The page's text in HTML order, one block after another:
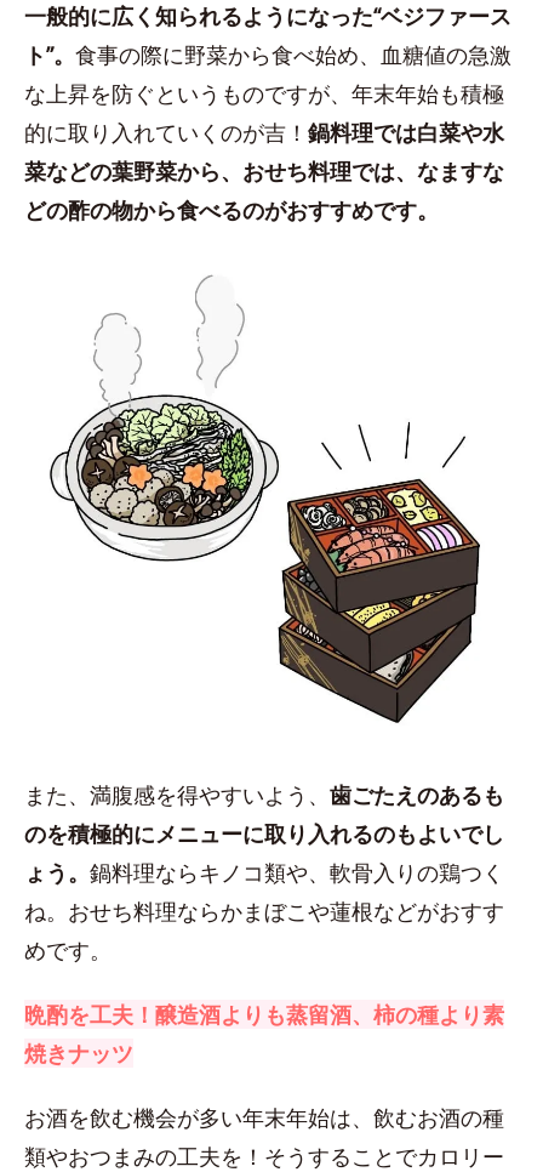
一般的に広く知られるようになった“ベジファース
ト”。 食事の際に野菜から食べ始め、血糖値の急激
な上昇を防ぐというものですが、年末年始も積極
的に取り入れていくのが吉！ 鍋料理では白菜や水
菜などの葉野菜から、おせち料理では、なますな
どの酢の物から食べるのがおすすめです。
また、満腹感を得やすいよう、 歯ごたえのあるも
のを積極的にメニューに取り入れるのもよいでし
ょう。 鍋料理ならキノコ類や、軟骨入りの鶏つく
ね。おせち料理ならかまぼこや蓮根などがおすす
めです。
晩酌を工夫！醸造酒よりも蒸留酒、柿の種より素
焼きナッツ
お酒を飲む機会が多い年末年始は、飲むお酒の種
類やおつまみの工夫を！そうすることでカロリー